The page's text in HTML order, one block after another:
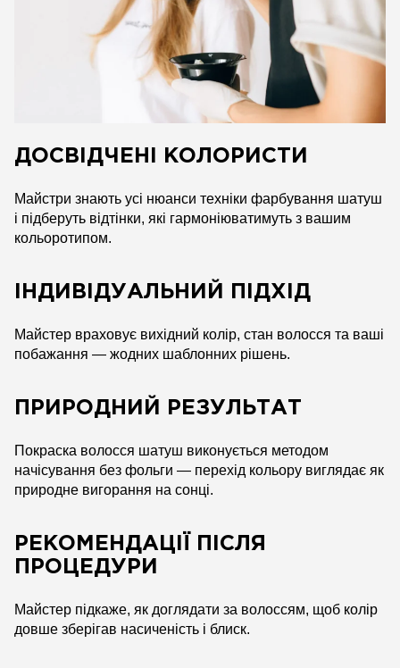
ДОСВІДЧЕНІ КОЛОРИСТИ
Майстри знають усі нюанси техніки фарбування шатуш
і підберуть відтінки, які гармоніюватимуть з вашим
кольоротипом.
ІНДИВІДУАЛЬНИЙ ПІДХІД
Майстер враховує вихідний колір, стан волосся та ваші
побажання — жодних шаблонних рішень.
ПРИРОДНИЙ РЕЗУЛЬТАТ
Покраска волосся шатуш виконується методом
начісування без фольги — перехід кольору виглядає як
природне вигорання на сонці.
РЕКОМЕНДАЦІЇ ПІСЛЯ
ПРОЦЕДУРИ
Майстер підкаже, як доглядати за волоссям, щоб колір
довше зберігав насиченість і блиск.